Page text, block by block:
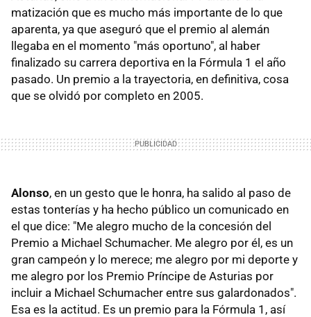
matización que es mucho más importante de lo que
aparenta, ya que aseguró que el premio al alemán
llegaba en el momento "más oportuno", al haber
finalizado su carrera deportiva en la Fórmula 1 el año
pasado. Un premio a la trayectoria, en definitiva, cosa
que se olvidó por completo en 2005.
Alonso, en un gesto que le honra, ha salido al paso de
estas tonterías y ha hecho público un comunicado en
el que dice: "Me alegro mucho de la concesión del
Premio a Michael Schumacher. Me alegro por él, es un
gran campeón y lo merece; me alegro por mi deporte y
me alegro por los Premio Príncipe de Asturias por
incluir a Michael Schumacher entre sus galardonados".
Esa es la actitud. Es un premio para la Fórmula 1, así